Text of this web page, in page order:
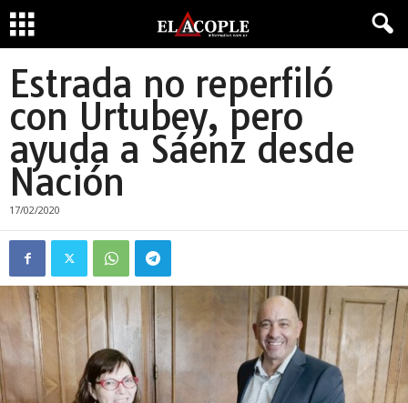
Estrada no reperfiló
con Urtubey, pero
ayuda a Sáenz desde
Nación
17/02/2020